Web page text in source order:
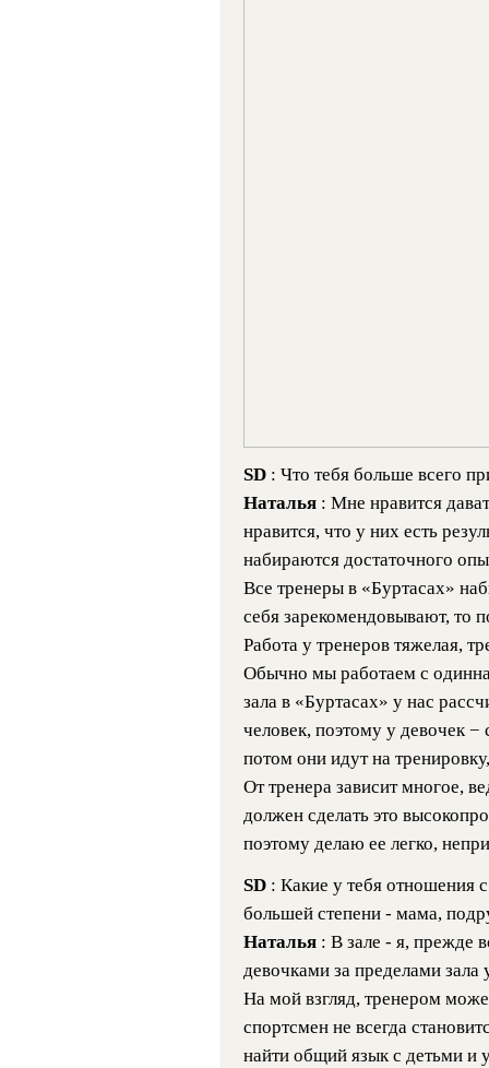
SD : Что тебя больше всего
Наталья : Мне нравится
нравится, что у них есть
набираются достаточного
Все тренеры в «Буртасах»
себя зарекомендовывают, то
Работа у тренеров тяжелая,
Обычно мы работаем с
зала в «Буртасах» у нас
человек, поэтому у девочек −
потом они идут на
От тренера зависит многое,
должен сделать это
поэтому делаю ее легко,
SD : Какие у тебя отношения
большей степени - мама,
Наталья : В зале - я, прежде
девочками за пределами
На мой взгляд, тренером
спортсмен не всегда
найти общий язык с детьми и